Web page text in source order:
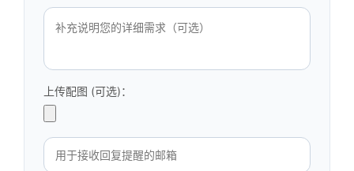
上传配图 (可选)：